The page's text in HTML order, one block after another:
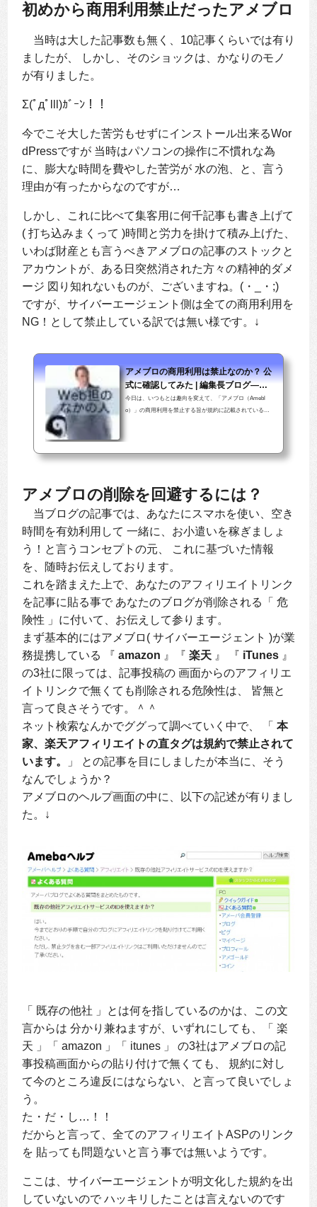
初めから商用利用禁止だったアメブロ
当時は大した記事数も無く、10記事くらいでは有り
ましたが、 しかし、そのショックは、かなりのモノ
が有りました。
Σ(ﾟдﾟlll)ｶﾞｰﾝ！！
今でこそ大した苦労もせずにインストール出来るWor
dPressですが 当時はパソコンの操作に不慣れな為
に、膨大な時間を費やした苦労が 水の泡、と、言う
理由が有ったからなのですが…
しかし、これに比べて集客用に何千記事も書き上げて
( 打ち込みまくって )時間と労力を掛けて積み上げた、
いわば財産とも言うべきアメブロの記事のストックと
アカウントが、ある日突然消された方々の精神的ダメ
ージ 図り知れないものが、ございますね。(・_・;)
ですが、サイバーエージェント側は全ての商用利用を
NG！として禁止している訳では無い様です。↓
アメブロの商用利用は禁止なのか？ 公
式に確認してみた | 編集長ブログ―安
田英久
今日は、いつもとは趣向を変えて、「アメブロ（Amebl
o）」の商用利用を禁止する旨が規約に記載されている件
します。
アメブロの削除を回避するには？
当ブログの記事では、あなたにスマホを使い、空き
時間を有効利用して 一緒に、お小遣いを稼ぎましょ
う！と言うコンセプトの元、 これに基づいた情報
を、随時お伝えしております。
これを踏まえた上で、あなたのアフィリエイトリンク
を記事に貼る事で あなたのブログが削除される「 危
険性 」に付いて、お伝えして参ります。
まず基本的にはアメブロ( サイバーエージェント )が業
務提携している 『 amazon 』『 楽天 』 『 iTunes 』
の3社に限っては、記事投稿の 画面からのアフィリエ
イトリンクで無くても削除される危険性は、 皆無と
言って良さそうです。＾＾
ネット検索なんかでググって調べていく中で、 「 本
家、楽天アフィリエイトの直タグは規約で禁止されて
います。
」 との記事を目にしましたが本当に、そう
なんでしょうか？
アメブロのヘルプ画面の中に、以下の記述が有りまし
た。↓
「 既存の他社 」とは何を指しているのかは、この文
言からは 分かり兼ねますが、いずれにしても、「 楽
天 」「 amazon 」「 itunes 」 の3社はアメブロの記
事投稿画面からの貼り付けで無くても、 規約に対し
て今のところ違反にはならない、と言って良いでしょ
う。
た・だ・し…！！
だからと言って、全てのアフィリエイトASPのリンク
を 貼っても問題ないと言う事では無いようです。
ここは、サイバーエージェントが明文化した規約を出
していないので ハッキリしたことは言えないのです